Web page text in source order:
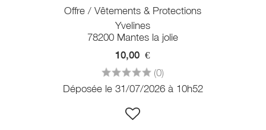
Offre / Vêtements & Protections
Yvelines
78200 Mantes la jolie
10,00 €
(0)
Déposée le 31/07/2026 à 10h52